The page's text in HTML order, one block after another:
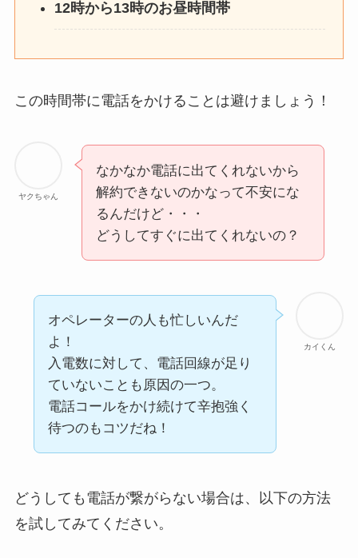
12時から13時のお昼時間帯
この時間帯に電話をかけることは避けましょう！
ヤクちゃん
なかなか電話に出てくれないから
解約できないのかなって不安にな
るんだけど・・・
どうしてすぐに出てくれないの？
カイくん
オペレーターの人も忙しいんだ
よ！
入電数に対して、電話回線が足り
ていないことも原因の一つ。
電話コールをかけ続けて辛抱強く
待つのもコツだね！
どうしても電話が繋がらない場合は、以下の方法
を試してみてください。